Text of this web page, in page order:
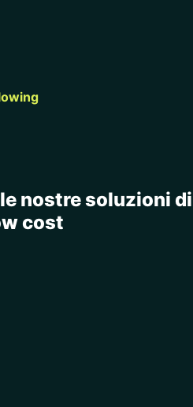
nostre soluzioni di
cost